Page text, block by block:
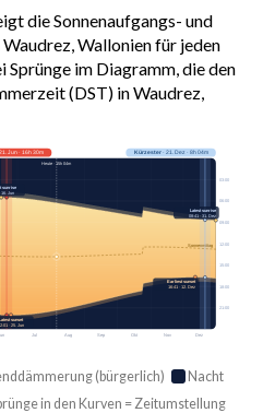
die Sonnenaufgangs- und
Wallonien für jeden
Sprünge im Diagramm, die den
(DST) in Waudrez,
Jun Jul Aug Sep Okt Nov Dez
Sonnenmittag
03:00
06:00
09:00
12:00
15:00
18:00
21:00
Jun · 16h 30m Kürzester· 21. Dez · 8h 04m
Heute · 15h 04m
sunrise
16. Jun
Latest sunrise
08:41 · 31. Dez
Earliest sunset
16:41 · 12. Dez
Latest sunset
· 25. Jun
(bürgerlich)
Nacht
in den Kurven = Zeitumstellung